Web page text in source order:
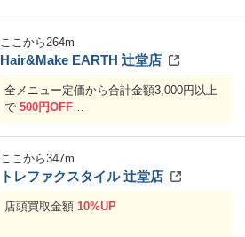
ここから264m
Hair&Make EARTH 辻堂店
全メニュー定価から合計金額3,000円以上
で 500円OFF
ここから347m
トレファクスタイル 辻堂店
店頭買取金額 10%UP